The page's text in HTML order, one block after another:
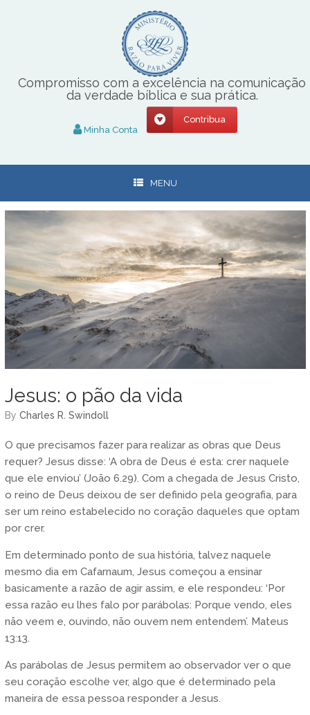
Compromisso com a excelência na comunicação
da verdade bíblica e sua prática.
Minha Conta
Contribua
MENU
Jesus: o pão da vida
by Charles R. Swindoll
O que precisamos fazer para realizar as obras que Deus
requer? Jesus disse: ‘A obra de Deus é esta: crer naquele
que ele enviou’ (João 6.29). Com a chegada de Jesus Cristo,
o reino de Deus deixou de ser definido pela geografia, para
ser um reino estabelecido no coração daqueles que optam
por crer.
Em determinado ponto de sua história, talvez naquele
mesmo dia em Cafarnaum, Jesus começou a ensinar
basicamente a razão de agir assim, e ele respondeu: ‘Por
essa razão eu lhes falo por parábolas: Porque vendo, eles
não veem e, ouvindo, não ouvem nem entendem’. Mateus
13:13.
As parábolas de Jesus permitem ao observador ver o que
seu coração escolhe ver, algo que é determinado pela
maneira de essa pessoa responder a Jesus.